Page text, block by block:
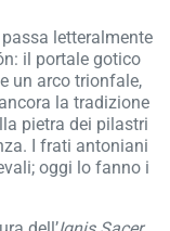
letteralmente
il portale gotico
un arco trionfale,
la tradizione
pietra dei pilastri
I frati antoniani
oggi lo fanno i